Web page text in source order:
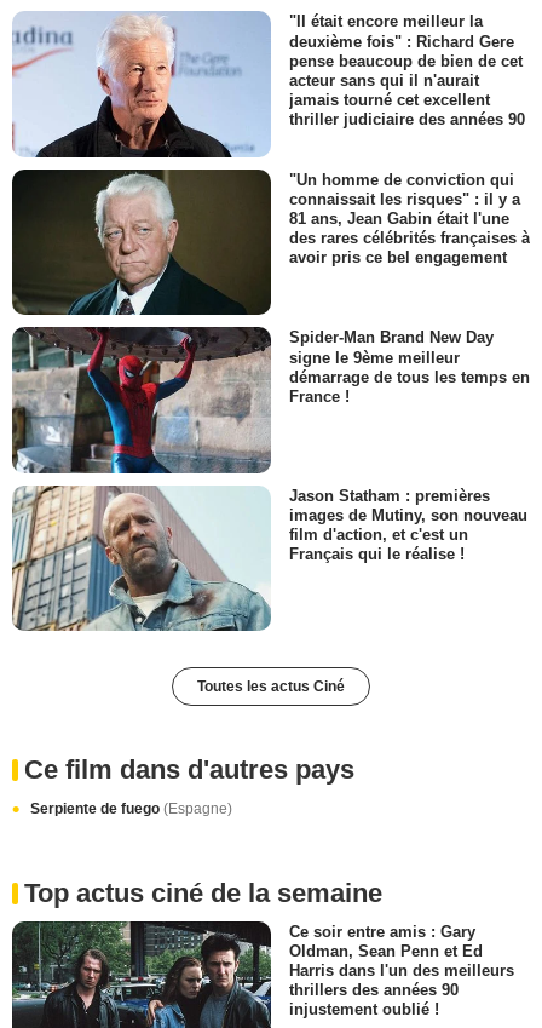
"Il était encore meilleur la
deuxième fois" : Richard Gere
pense beaucoup de bien de cet
acteur sans qui il n'aurait
jamais tourné cet excellent
thriller judiciaire des années 90
"Un homme de conviction qui
connaissait les risques" : il y a
81 ans, Jean Gabin était l'une
des rares célébrités françaises à
avoir pris ce bel engagement
Spider-Man Brand New Day
signe le 9ème meilleur
démarrage de tous les temps en
France !
Jason Statham : premières
images de Mutiny, son nouveau
film d'action, et c'est un
Français qui le réalise !
Toutes les actus Ciné
Ce film dans d'autres pays
Serpiente de fuego (Espagne)
Top actus ciné de la semaine
Ce soir entre amis : Gary
Oldman, Sean Penn et Ed
Harris dans l'un des meilleurs
thrillers des années 90
injustement oublié !